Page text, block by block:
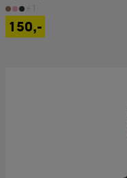
150,-